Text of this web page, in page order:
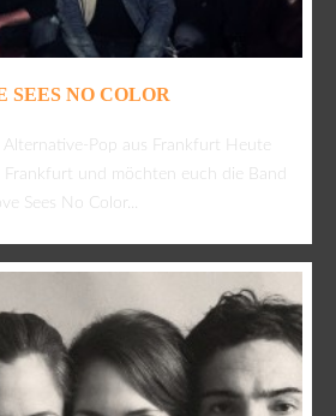
SEES NO COLOR
Pop aus Frankfurt Heute
Frankfurt und möchten euch die Band
Sees No Color...